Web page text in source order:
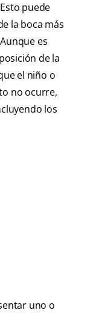
puede
la boca más
es
de la
el niño o
no ocurre,
los
uno o